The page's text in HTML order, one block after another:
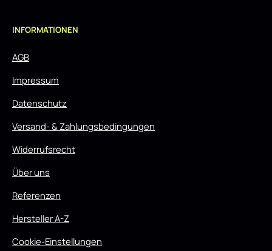
INFORMATIONEN
AGB
Impressum
Datenschutz
Versand- & Zahlungsbedingungen
Widerrufsrecht
Über uns
Referenzen
Hersteller A-Z
Cookie-Einstellungen